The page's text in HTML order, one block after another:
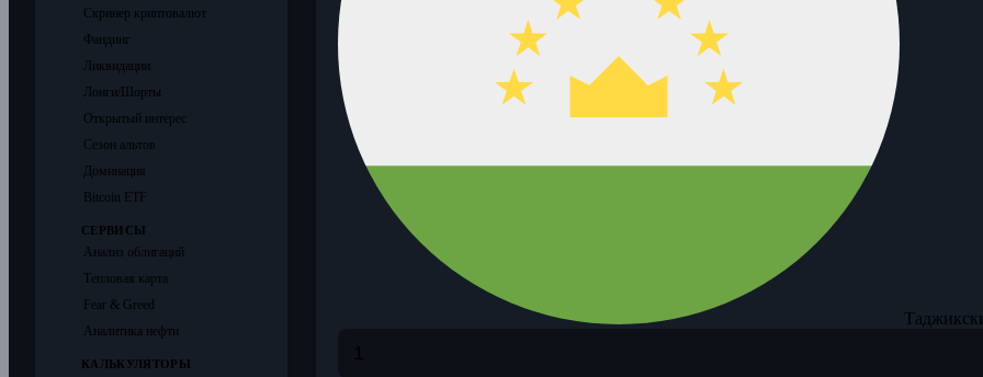
Скринер криптовалют
Фандинг
Ликвидации
Лонги/Шорты
Открытый интерес
Сезон альтов
Доминация
Bitcoin ETF
СЕРВИСЫ
Анализ облигаций
Тепловая карта
Fear & Greed
Аналитика нефти
КАЛЬКУЛЯТОРЫ